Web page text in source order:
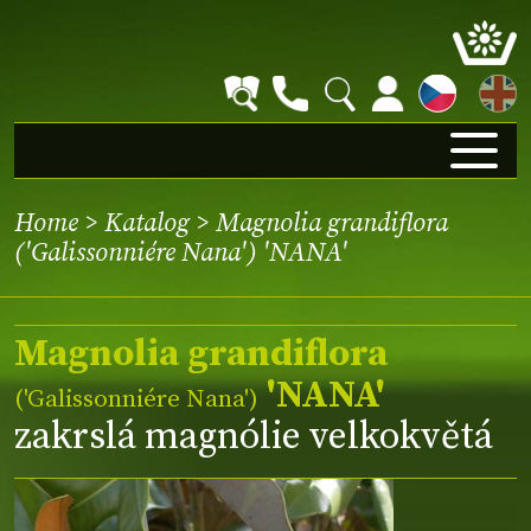
EN
Home > Katalog> Magnolia grandiflora
('Galissonniére Nana') 'NANA'
Magnolia grandiflora
('Galissonniére Nana')'NANA'
zakrslá magnólie velkokvětá